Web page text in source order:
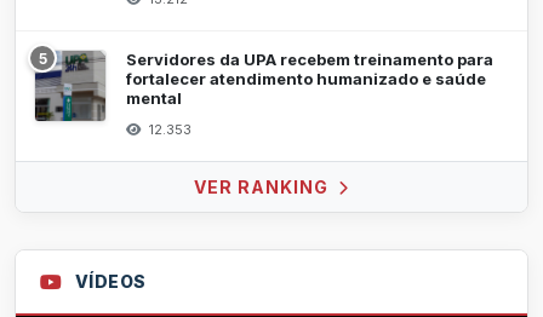
5
Servidores da UPA recebem treinamento para
fortalecer atendimento humanizado e saúde
mental
12.353
VER RANKING
VÍDEOS